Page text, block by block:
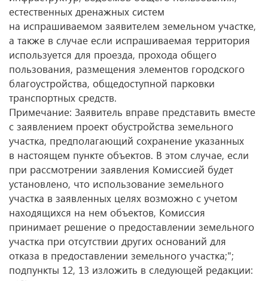
естественных дренажных систем
на испрашиваемом заявителем земельном участке,
а также в случае если испрашиваемая территория
используется для проезда, прохода общего
пользования, размещения элементов городского
благоустройства, общедоступной парковки
транспортных средств.
Примечание: Заявитель вправе представить вместе
с заявлением проект обустройства земельного
участка, предполагающий сохранение указанных
в настоящем пункте объектов. В этом случае, если
при рассмотрении заявления Комиссией будет
установлено, что использование земельного
участка в заявленных целях возможно с учетом
находящихся на нем объектов, Комиссия
принимает решение о предоставлении земельного
участка при отсутствии других оснований для
отказа в предоставлении земельного участка;";
подпункты 12, 13 изложить в следующей редакции: